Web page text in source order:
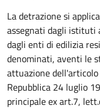
La detrazione si
assegnati dagli istituti
dagli enti di edilizia
denominati, aventi le
attuazione
Repubblica 24 luglio
principale ex art.7,